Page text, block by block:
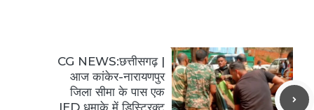
CG NEWS:छत्तीसगढ़ |
आज कांकेर-नारायणपुर
जिला सीमा के पास एक
IED धमाके में डिस्ट्रिक्ट